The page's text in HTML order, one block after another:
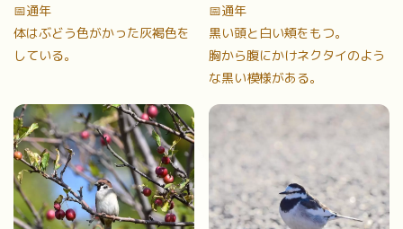
📅通年
体はぶどう色がかった灰褐色を
している。
📅通年
黒い頭と白い頬をもつ。
胸から腹にかけネクタイのよう
な黒い模様がある。